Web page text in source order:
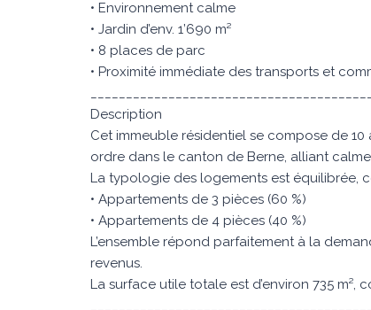
• Environnement calme
• Jardin d’env. 1’690 m²
• 8 places de parc
• Proximité immédiate des transports et
Description
Cet immeuble résidentiel se compose de
ordre dans le canton de Berne, alliant
La typologie des logements est équilibrée,
• Appartements de 3 pièces (60 %)
• Appartements de 4 pièces (40 %)
L’ensemble répond parfaitement à la
revenus.
La surface utile totale est d’environ 735 m²,